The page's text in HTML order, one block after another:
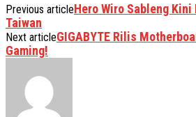
Previous articleHero Wiro Sableng
Taiwan
Next articleGIGABYTE Rilis
Gaming!